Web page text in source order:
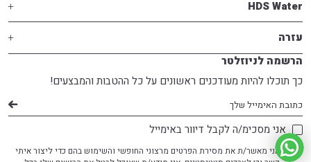
הרשמה לניוזלטר
כך תוכלו להיות מעודכנים ראשונים על כל ההטבות והמבצעים!
דוא׳׳ל
אני מסכימ/ה לקבל דיוור באימייל
אני מאשר/ת את מסירת הפרטים מרצוני החופשי והשימוש בהם כדי ליצור איתי
HDS Water
עזרה